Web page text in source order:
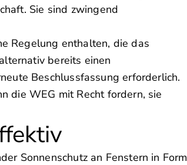
Sie sind zwingend
Regelung enthalten, die das
bereits einen
Beschlussfassung erforderlich.
die WEG mit Recht fordern, sie
Sonnenschutz an Fenstern in Form